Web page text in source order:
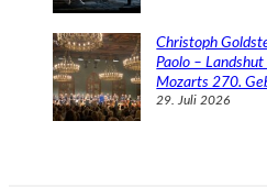
Christoph
Paolo –
Mozarts 270.
29. Juli 2026